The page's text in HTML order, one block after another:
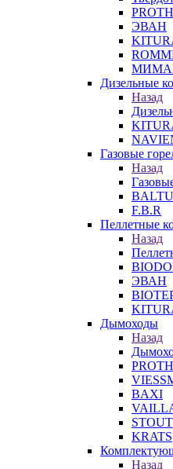
ЭВАН
Дизельные
Назад
Газовые
Назад
F.B.R
Пеллетные
Назад
ЭВАН
Дымоходы
Назад
BAXI
STOUT
KRATS
Назад